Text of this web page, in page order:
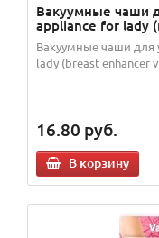
Вакуумные чаши
appliance for lady
Вакуумные чаши для
lady (breast enhancer
16.80 руб.
В корзину